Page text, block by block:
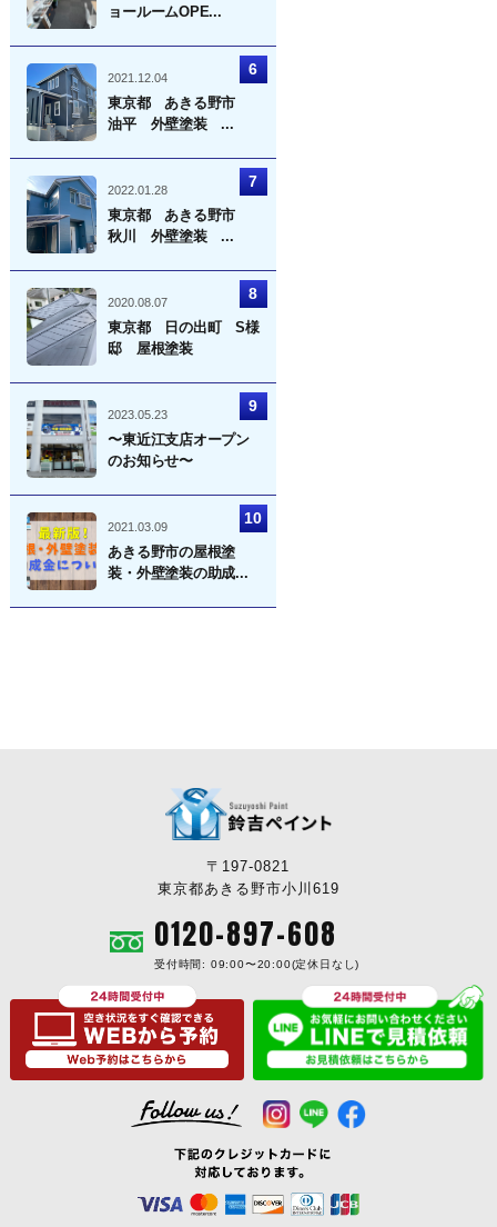
ョールームOPE...
2021.12.04
東京都 あきる野市
油平 外壁塗装 ...
2022.01.28
東京都 あきる野市
秋川 外壁塗装 ...
2020.08.07
東京都 日の出町 S様
邸 屋根塗装
2023.05.23
〜東近江支店オープン
のお知らせ〜
2021.03.09
あきる野市の屋根塗
装・外壁塗装の助成...
〒197-0821
東京都あきる野市小川619
0120-897-608
受付時間: 09:00〜20:00(定休日なし)